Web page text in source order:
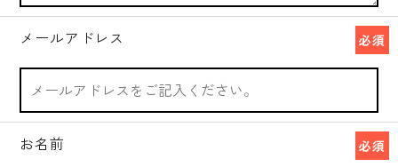
メールアドレス 必須
お名前 必須